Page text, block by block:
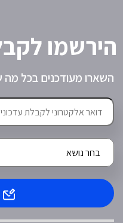
הירשמו
השארו מעודכנים בכל